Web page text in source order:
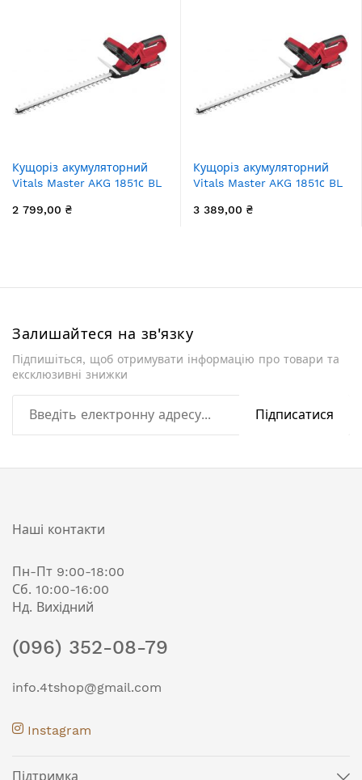
Кущоріз акумуляторний
Vitals Master AKG 1851с BL
1300об/хв 2.3кг без АКБ та
2 799,00 ₴
Кущоріз акумуляторний
Vitals Master AKG 1851с BL
різу 27мм 1300об/хв ЗП
3 389,00 ₴
Залишайтеся на зв'язку
Підпишіться, щоб отримувати інформацію про товари та
ексклюзивні знижки
Підписатися
Наші контакти
Пн-Пт 9:00-18:00
Сб. 10:00-16:00
Нд. Вихідний
(096) 352-08-79
info.4tshop@gmail.com
Instagram
Підтримка